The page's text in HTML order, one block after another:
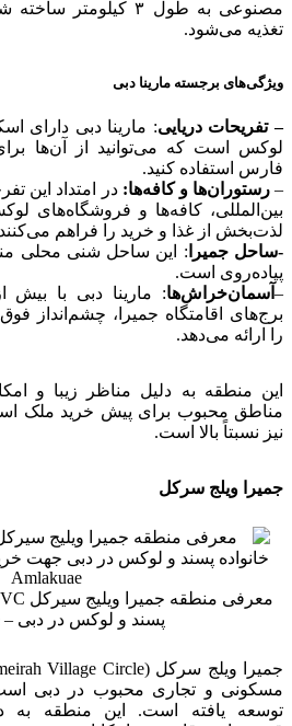
مصنوعی به طول ۳
تغذیه می‌شود.
ویژگی‌های برجسته مارینا دبی
– تفریحات دریایی: مارینا دبی دارای
لوکس است که می‌توانید از آن‌ها
فارس استفاده کنید.
–رستوران‌ها و کافه‌ها: در امتداد این
بین‌المللی، کافه‌ها و فروشگاه‌های
لذت‌بخش از غذا و خرید را فراهم
-ساحل جمیرا : این ساحل شنی محلی
پیاده‌روی است.
–آسمان‌خراش‌ها
برج‌های اقامتگاه جمیرا، چشم‌انداز
را ارائه می‌دهد.
این منطقه به دلیل مناظر زیبا و
مناطق محبوب برای پیش خرید ملک
نیز نسبتاً بالا است.
جمیرا ویلج سرکل
پسند و لوکس در دبی – Amlakuae
جمیرا ویلج سرکل (Jumeirah Village Circle یا
مسکونی و تجاری محبوب در دبی
توسعه یافته است. این منطقه به